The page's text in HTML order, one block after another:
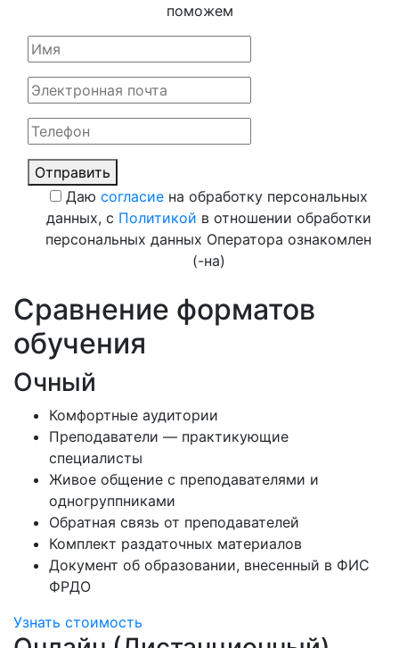
поможем
Отправить
Даю согласиена обработку персональных
данных, с Политикой в отношении обработки
персональных данных Оператора ознакомлен
(-на)
Сравнение форматов
обучения
Очный
Комфортные аудитории
Преподаватели — практикующие
специалисты
Живое общение с преподавателями и
одногруппниками
Обратная связь от преподавателей
Комплект раздаточных материалов
Документ об образовании, внесенный в ФИС
ФРДО
Узнать стоимость